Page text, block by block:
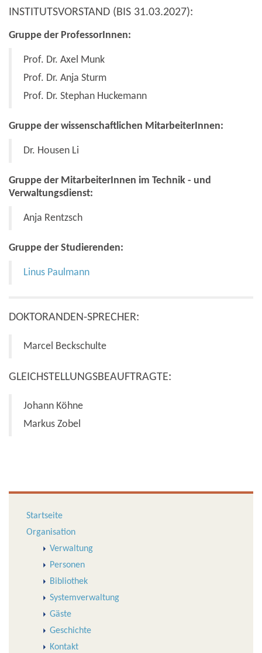
INSTITUTSVORSTAND (BIS 31.03.2027):
Gruppe der ProfessorInnen:
Prof. Dr. Axel Munk
Prof. Dr. Anja Sturm
Prof. Dr. Stephan Huckemann
Gruppe der wissenschaftlichen MitarbeiterInnen:
Dr. Housen Li
Gruppe der MitarbeiterInnen im Technik - und
Verwaltungsdienst:
Anja Rentzsch
Gruppe der Studierenden:
Linus Paulmann
DOKTORANDEN-SPRECHER:
Marcel Beckschulte
GLEICHSTELLUNGSBEAUFTRAGTE:
Johann Köhne
Markus Zobel
Startseite
Organisation
Verwaltung
Personen
Bibliothek
Systemverwaltung
Gäste
Geschichte
Kontakt